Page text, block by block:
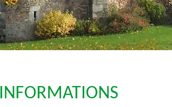
INFORMATIONS